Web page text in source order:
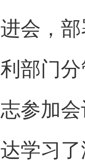
会，
部门
参加
习了